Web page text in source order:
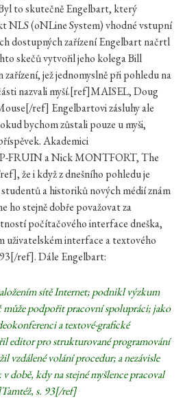
to skutečně Engelbart, který
NLS (oNLine System) vhodné vstupní
dostupných zařízení Engelbart načrtl
skečů vytvořil jeho kolega Bill
jež jednomyslně při pohledu na
nazvali myší.[ref]MAISEL, Doug
ref] Engelbartovi zásluhy ale
bychom zůstali pouze u myši,
Akademici
FRUIN a Nick MONTFORT, The
že i když z dnešního pohledu je
a historiků nových médií znám
ho stejně dobře považovat za
počítačového interface dneška,
uživatelském interface a textového
ref]. Dále Engelbart:
sítě Internet; podnikl výzkum
podpořit pracovní spolupráci; jako
a textové-grafické
editor pro strukturované programování
vzdálené volání procedur; a nezávisle
době, kdy na stejné myšlence pracoval
s. 93[/ref]